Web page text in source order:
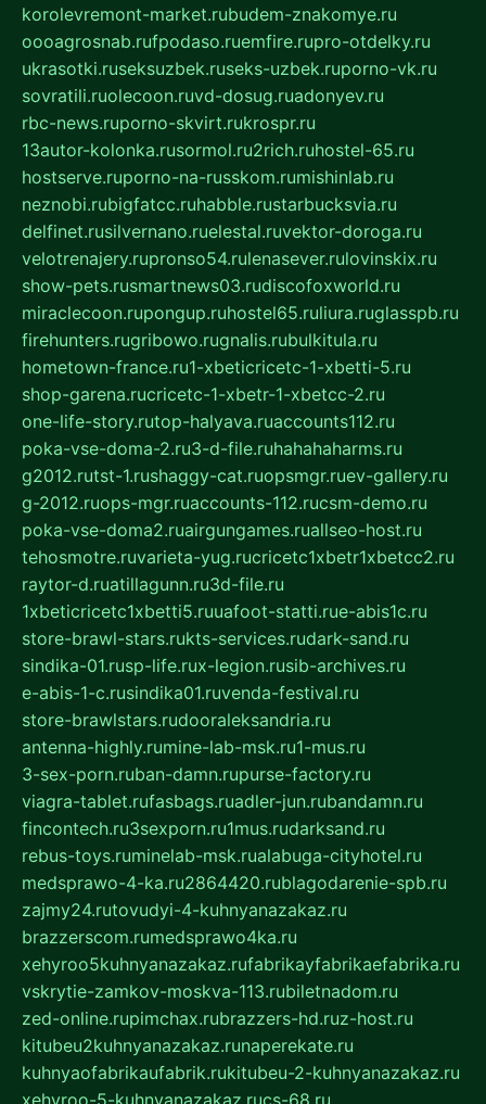
korolevremont-market.rubudem-znakomye.ru
oooagrosnab.rufpodaso.ruemfire.rupro-otdelky.ru
ukrasotki.ruseksuzbek.ruseks-uzbek.ruporno-vk.ru
sovratili.ruolecoon.ruvd-dosug.ruadonyev.ru
rbc-news.ruporno-skvirt.rukrospr.ru
13autor-kolonka.rusormol.ru2rich.ruhostel-65.ru
hostserve.ruporno-na-russkom.rumishinlab.ru
neznobi.rubigfatcc.ruhabble.rustarbucksvia.ru
delfinet.rusilvernano.ruelestal.ruvektor-doroga.ru
velotrenajery.rupronso54.rulenasever.rulovinskix.ru
show-pets.rusmartnews03.rudiscofoxworld.ru
miraclecoon.rupongup.ruhostel65.ruliura.ruglasspb.ru
firehunters.rugribowo.rugnalis.rubulkitula.ru
hometown-france.ru1-xbeticricetc-1-xbetti-5.ru
shop-garena.rucricetc-1-xbetr-1-xbetcc-2.ru
one-life-story.rutop-halyava.ruaccounts112.ru
poka-vse-doma-2.ru3-d-file.ruhahahaharms.ru
g2012.rutst-1.rushaggy-cat.ruopsmgr.ruev-gallery.ru
g-2012.ruops-mgr.ruaccounts-112.rucsm-demo.ru
poka-vse-doma2.ruairgungames.ruallseo-host.ru
tehosmotre.ruvarieta-yug.rucricetc1xbetr1xbetcc2.ru
raytor-d.ruatillagunn.ru3d-file.ru
1xbeticricetc1xbetti5.ruuafoot-statti.rue-abis1c.ru
store-brawl-stars.rukts-services.rudark-sand.ru
sindika-01.rusp-life.rux-legion.rusib-archives.ru
e-abis-1-c.rusindika01.ruvenda-festival.ru
store-brawlstars.rudooraleksandria.ru
antenna-highly.rumine-lab-msk.ru1-mus.ru
3-sex-porn.ruban-damn.rupurse-factory.ru
viagra-tablet.rufasbags.ruadler-jun.rubandamn.ru
fincontech.ru3sexporn.ru1mus.rudarksand.ru
rebus-toys.ruminelab-msk.rualabuga-cityhotel.ru
medsprawo-4-ka.ru2864420.rublagodarenie-spb.ru
zajmy24.rutovudyi-4-kuhnyanazakaz.ru
brazzerscom.rumedsprawo4ka.ru
xehyroo5kuhnyanazakaz.rufabrikayfabrikaefabrika.ru
vskrytie-zamkov-moskva-113.rubiletnadom.ru
zed-online.rupimchax.rubrazzers-hd.ruz-host.ru
kitubeu2kuhnyanazakaz.runaperekate.ru
kuhnyaofabrikaufabrik.rukitubeu-2-kuhnyanazakaz.ru
xehyroo-5-kuhnyanazakaz.rucs-68.ru